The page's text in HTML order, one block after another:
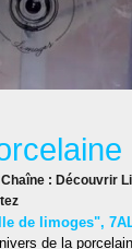
: Découvrir
de limoges",
de la